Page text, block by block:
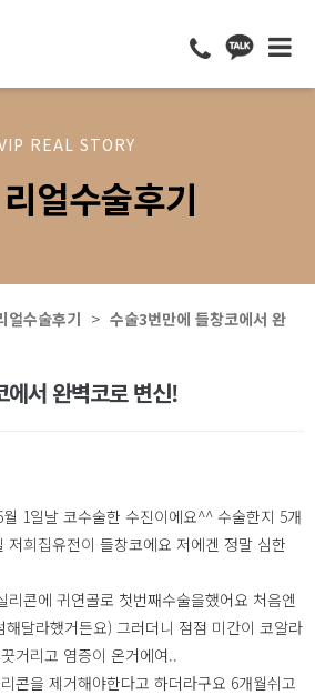
REAL STORY
얼수술후기
얼수술후기
수술3번만에 들창코에서 완
서 완벽코로 변신!
1일날 코수술한 수진이에요^^ 수술한지 5개
저희집유전이 들창코에요 저에겐 정말 심한
리콘에 귀연골로 첫번째수술을했어요 처음엔
해달라했거든요) 그러더니 점점 미간이 코알라
거리고 염증이 온거에여..
콘을 제거해야한다고 하더라구요 6개월쉬고